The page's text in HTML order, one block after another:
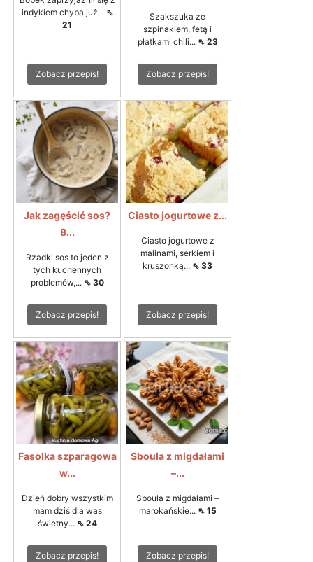
indykiem chyba już... ⇖
21
Zobacz przepis!
Szakszuka ze
szpinakiem, fetą i
płatkami chili... ⇖ 23
Zobacz przepis!
Jak zagęścić sos?
8...
Rzadki sos to jeden z
tych kuchennych
problemów,... ⇖ 30
Zobacz przepis!
Ciasto jogurtowe z...
Ciasto jogurtowe z
malinami, serkiem i
kruszonką... ⇖ 33
Zobacz przepis!
Fasolka szparagowa
w...
Dzień dobry wszystkim
mam dziś dla was
świetny... ⇖ 24
Zobacz przepis!
Sboula z migdałami
–...
Sboula z migdałami –
marokańskie... ⇖ 15
Zobacz przepis!